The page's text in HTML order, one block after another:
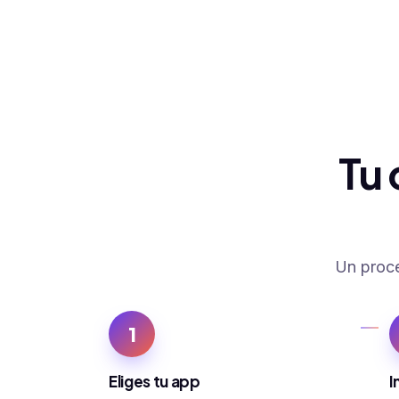
Tu
Un
1
Eliges tu app